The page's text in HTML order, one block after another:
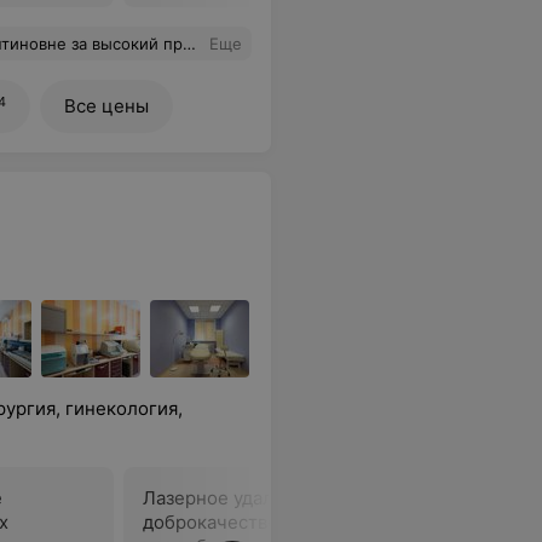
моего состояния. Сейчас очень мало таких Врачей (с большой буквы). Еще
Все цены
гинекология,
Лазерное удаление
доброкачественных